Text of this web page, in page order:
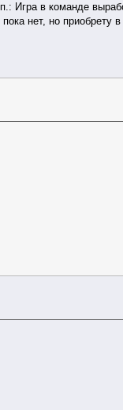
Игра в команде
нет, но приобрету